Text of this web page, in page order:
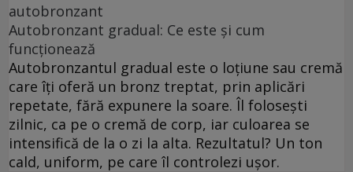
autobronzant
Autobronzant gradual: Ce este și cum
funcționează
Autobronzantul gradual este o loțiune sau cremă
care îți oferă un bronz treptat, prin aplicări
repetate, fără expunere la soare. Îl folosești
zilnic, ca pe o cremă de corp, iar culoarea se
intensifică de la o zi la alta. Rezultatul? Un ton
cald, uniform, pe care îl controlezi ușor.